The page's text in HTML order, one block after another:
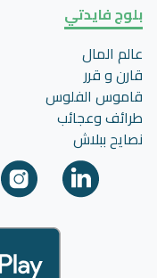
بلوج فايدتي
عالم المال
قارن و قرر
قاموس الفلوس
طرائف وعجائب
نصايح ببلاش